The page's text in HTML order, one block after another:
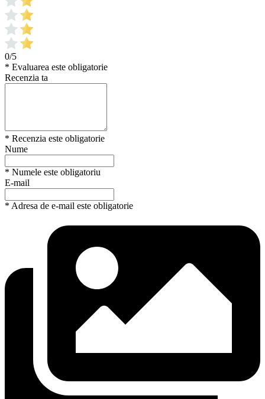
0/5
* Evaluarea este obligatorie
Recenzia ta
* Recenzia este obligatorie
Nume
* Numele este obligatoriu
E-mail
* Adresa de e-mail este obligatorie